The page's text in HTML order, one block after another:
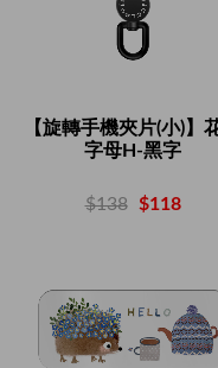
【旋轉手機夾片(小)】
字母H-黑字
$138 $118